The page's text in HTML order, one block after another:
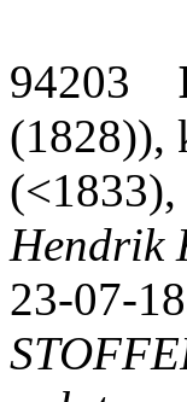
94203
(1828)),
Hendrik
23-07-